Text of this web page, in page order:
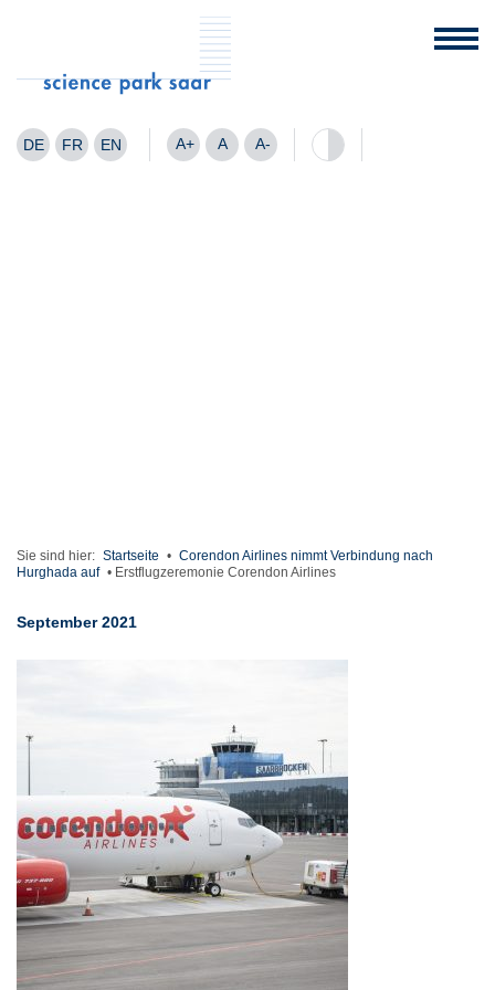
DE FR EN A+ A A-
Sie sind hier: Startseite • Corendon Airlines nimmt Verbindung nach
Hurghada auf • Erstflugzeremonie Corendon Airlines
September 2021